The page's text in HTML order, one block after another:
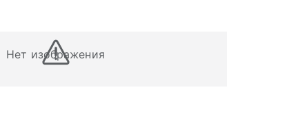
Нет изображения